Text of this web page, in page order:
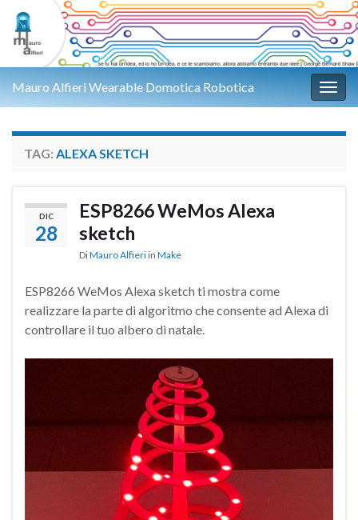
Mauro Alfieri Wearable Domotica Robotica
TAG: ALEXA SKETCH
DIC
28
ESP8266 WeMos Alexa
sketch
DiMauro Alfieri in Make
ESP8266 WeMos Alexa sketch ti mostra come
realizzare la parte di algoritmo che consente ad Alexa di
controllare il tuo albero di natale.